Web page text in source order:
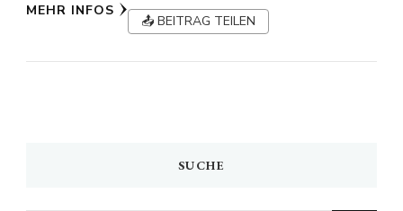
MEHR INFOS
📤 BEITRAG TEILEN
SUCHE